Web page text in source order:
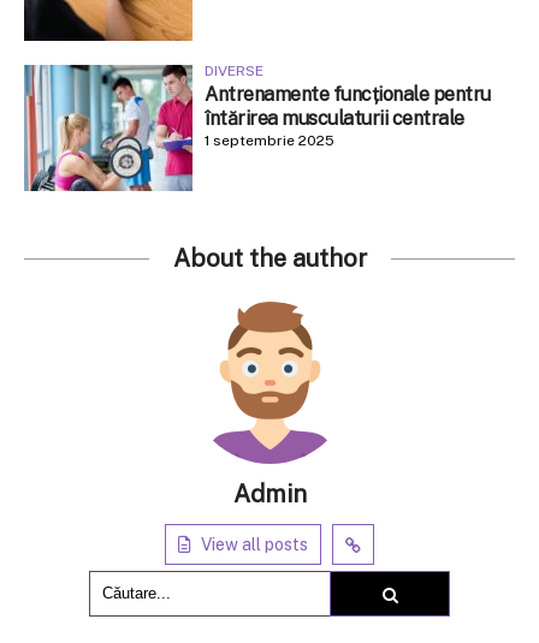
DIVERSE
Antrenamente funcționale pentru
întărirea musculaturii centrale
1 septembrie 2025
About the author
Admin
View all posts